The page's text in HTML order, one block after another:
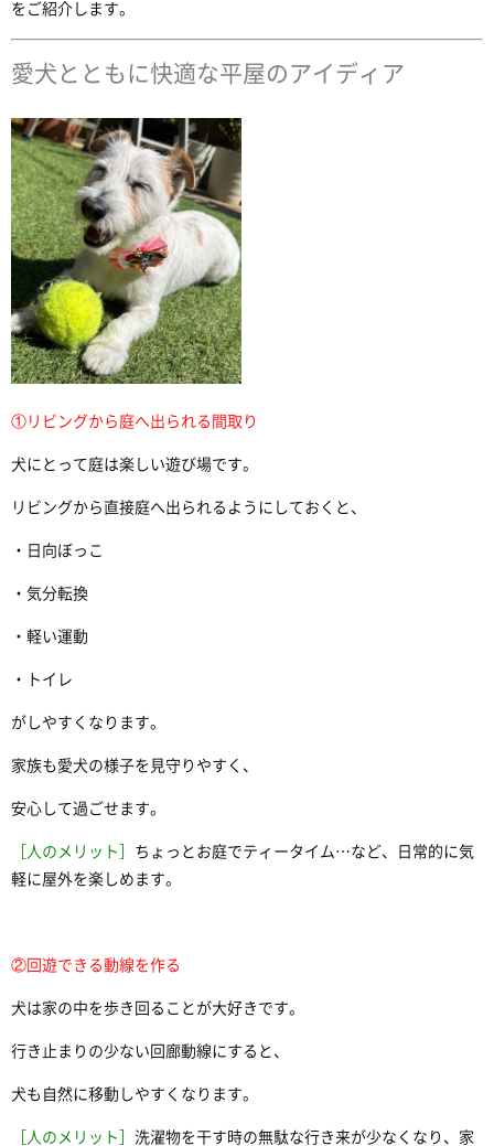
をご紹介します。
愛犬とともに快適な平屋のアイディア
①リビングから庭へ出られる間取り
犬にとって庭は楽しい遊び場です。
リビングから直接庭へ出られるようにしておくと、
・日向ぼっこ
・気分転換
・軽い運動
・トイレ
がしやすくなります。
家族も愛犬の様子を見守りやすく、
安心して過ごせます。
［人のメリット］ ちょっとお庭でティータイム…など、日常的に気
軽に屋外を楽しめます。
②回遊できる動線を作る
犬は家の中を歩き回ることが大好きです。
行き止まりの少ない回廊動線にすると、
犬も自然に移動しやすくなります。
［人のメリット］ 洗濯物を干す時の無駄な行き来が少なくなり、家